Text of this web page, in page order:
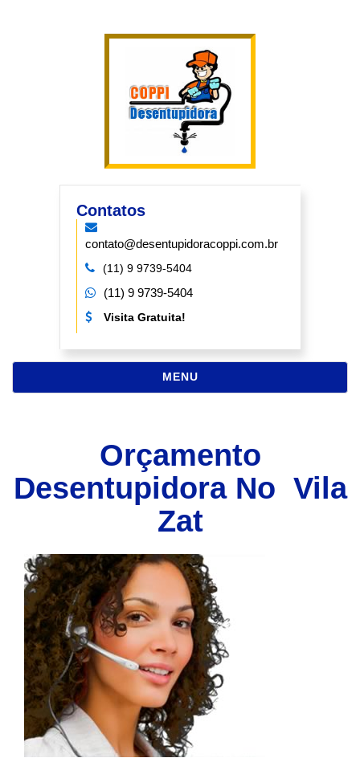
Contatos
contato@desentupidoracoppi.com.br
(11) 9 9739-5404
(11) 9 9739-5404
Visita Gratuita!
MENUNAVEGAÇÃO
Orçamento
Desentupidora No Vila
Zat